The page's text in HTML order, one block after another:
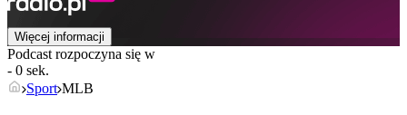
Więcej informacji
Podcast rozpoczyna się w
- 0 sek.
Sport MLB